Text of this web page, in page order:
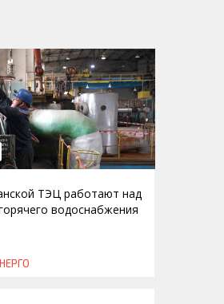
ТЭЦ работают над
водоснабжения